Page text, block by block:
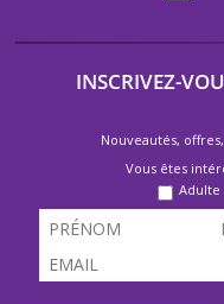
INSCRIVEZ-
Nouveautés,
Vous êtes
Adulte